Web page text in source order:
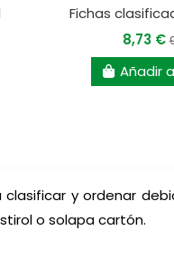
Fichas
8,73 €
Añadir
y ordenar
o solapa cartón.